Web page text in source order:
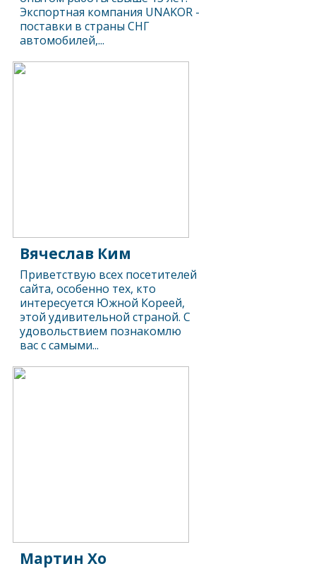
Экспортная компания UNAKOR -
поставки в страны СНГ
автомобилей,...
Вячеслав Ким
Приветствую всех посетителей
сайта, особенно тех, кто
интересуется Южной Кореей,
этой удивительной страной. С
удовольствием познакомлю
вас с самыми...
Мартин Хо